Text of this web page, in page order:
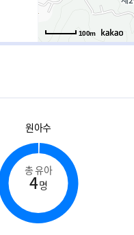
100m
원아수
총 유아
4명